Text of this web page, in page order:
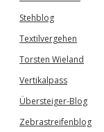
Stehblog
Textilvergehen
Torsten Wieland
Vertikalpass
Übersteiger-Blog
Zebrastreifenblog